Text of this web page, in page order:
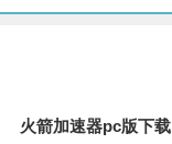
火箭加速器pc版下载